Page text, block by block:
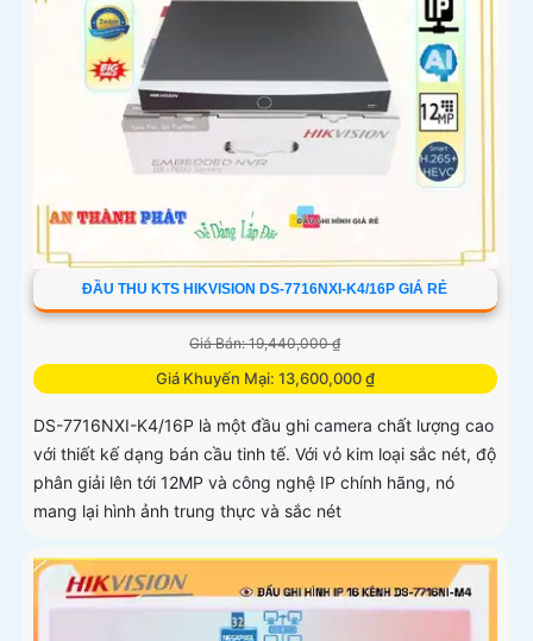
ĐẦU THU KTS HIKVISION DS-7716NXI-K4/16P GIÁ RẺ
Giá Bán: 19,440,000 ₫
Giá Khuyến Mại: 13,600,000 ₫
DS-7716NXI-K4/16P là một đầu ghi camera chất lượng cao
với thiết kế dạng bán cầu tinh tế. Với vỏ kim loại sắc nét, độ
phân giải lên tới 12MP và công nghệ IP chính hãng, nó
mang lại hình ảnh trung thực và sắc nét